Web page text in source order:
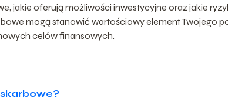
jakie oferują możliwości inwestycyjne oraz jakie
mogą stanowić wartościowy element Twojego
celów finansowych.